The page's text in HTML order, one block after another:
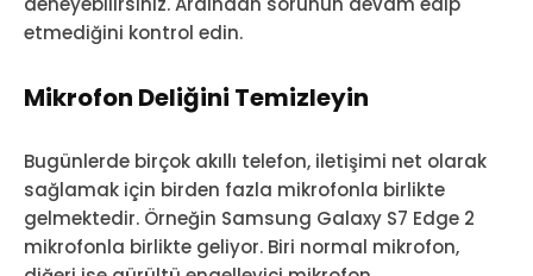
etmediğini kontrol edin.
Mikrofon Deliğini Temizleyin
Bugünlerde birçok akıllı telefon, iletişimi net olarak
sağlamak için birden fazla mikrofonla birlikte
gelmektedir. Örneğin Samsung Galaxy S7 Edge 2
mikrofonla birlikte geliyor. Biri normal mikrofon,